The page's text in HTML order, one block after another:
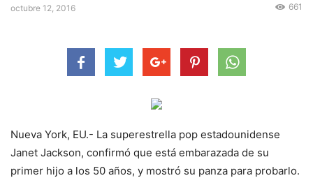
octubre 12, 2016 661
Nueva York, EU.- La superestrella pop estadounidense
Janet Jackson, confirmó que está embarazada de su
primer hijo a los 50 años, y mostró su panza para probarlo.